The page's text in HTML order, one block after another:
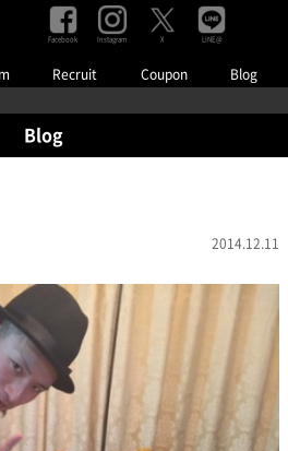
Recruit Coupon Blog
Facebook Instagram X LINE@
Blog
2014.12.11